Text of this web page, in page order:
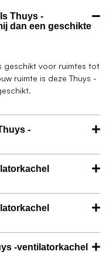
Thuys -
dan een geschikte
geschikt voor ruimtes tot
ruimte is deze Thuys -
-
-ventilatorkachel